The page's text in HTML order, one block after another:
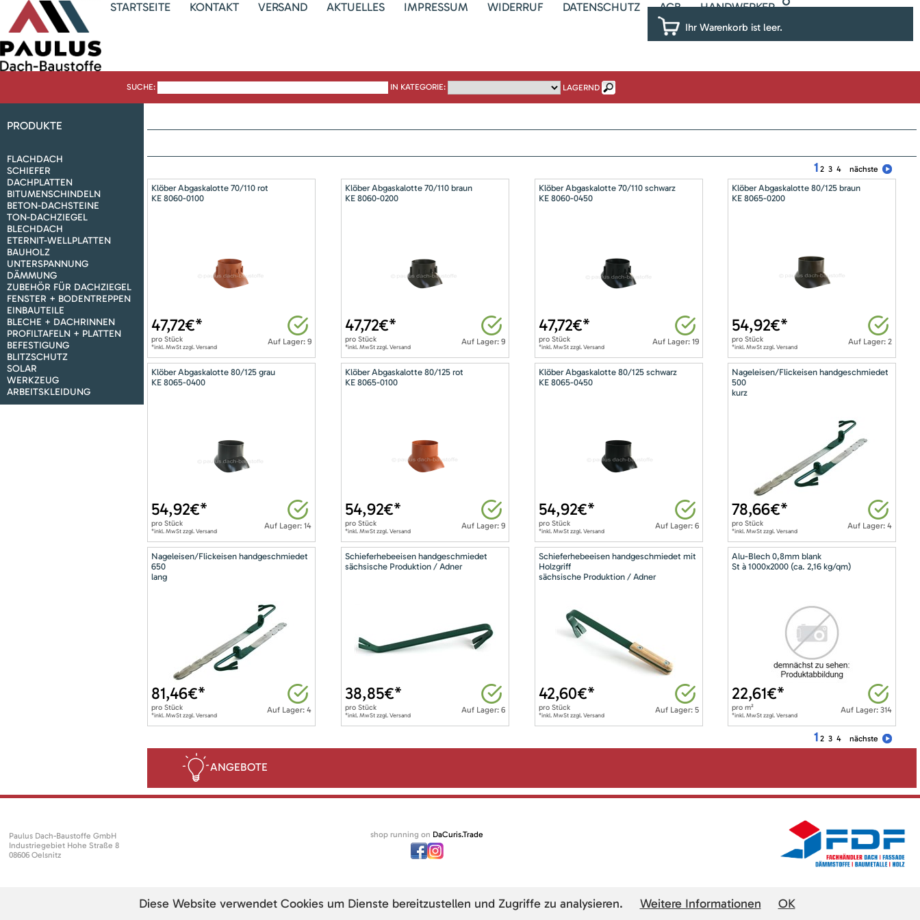
STARTSEITE KONTAKT VERSAND AKTUELLES IMPRESSUM WIDERRUF DATENSCHUTZ AGB HANDWERKER
Ihr Warenkorb ist leer.
SUCHE: IN KATEGORIE: LAGERND
PRODUKTE
FLACHDACH
SCHIEFER
DACHPLATTEN
BITUMENSCHINDELN
BETON-DACHSTEINE
TON-DACHZIEGEL
BLECHDACH
ETERNIT-WELLPLATTEN
BAUHOLZ
UNTERSPANNUNG
DÄMMUNG
ZUBEHÖR FÜR DACHZIEGEL
FENSTER + BODENTREPPEN
EINBAUTEILE
BLECHE + DACHRINNEN
PROFILTAFELN + PLATTEN
BEFESTIGUNG
BLITZSCHUTZ
SOLAR
WERKZEUG
ARBEITSKLEIDUNG
1 2 3 4 nächste
Klöber Abgaskalotte 70/110 rot
KE 8060-0100
Auf Lager: 9
47,72€*
pro Stück
*inkl. MwSt zzgl. Versand
Klöber Abgaskalotte 70/110 braun
KE 8060-0200
Auf Lager: 9
47,72€*
pro Stück
*inkl. MwSt zzgl. Versand
Klöber Abgaskalotte 70/110 schwarz
KE 8060-0450
Auf Lager: 19
47,72€*
pro Stück
*inkl. MwSt zzgl. Versand
Klöber Abgaskalotte 80/125 braun
KE 8065-0200
Auf Lager: 2
54,92€*
proStück
*inkl. MwSt zzgl. Versand
Klöber Abgaskalotte 80/125 grau
KE 8065-0400
Auf Lager: 14
54,92€*
pro Stück
*inkl. MwSt zzgl. Versand
Klöber Abgaskalotte 80/125 rot
KE 8065-0100
Auf Lager: 9
54,92€*
pro Stück
*inkl. MwSt zzgl. Versand
Klöber Abgaskalotte 80/125 schwarz
KE 8065-0450
Auf Lager: 6
54,92€*
pro Stück
*inkl. MwSt zzgl. Versand
Nageleisen/Flickeisen handgeschmiedet
500
kurz
Auf Lager: 4
78,66€*
proStück
*inkl. MwSt zzgl. Versand
Nageleisen/Flickeisen handgeschmiedet
650
lang
Auf Lager: 4
81,46€*
pro Stück
*inkl. MwSt zzgl. Versand
Schieferhebeeisen handgeschmiedet
sächsische Produktion / Adner
Auf Lager: 6
38,85€*
pro Stück
*inkl. MwSt zzgl. Versand
Schieferhebeeisen handgeschmiedet mit
Holzgriff
sächsische Produktion / Adner
Auf Lager: 5
42,60€*
pro Stück
*inkl. MwSt zzgl. Versand
Alu-Blech 0,8mm blank
St à 1000x2000 (ca. 2,16 kg/qm)
Auf Lager: 314
22,61€*
prom²
*inkl. MwSt zzgl. Versand
1 2 3 4 nächste
ANGEBOTE
Paulus Dach-Baustoffe GmbH
Industriegebiet Hohe Straße 8
08606 Oelsnitz
shop running on DaCuris.Trade
Diese Website verwendet Cookies um Dienste bereitzustellen und Zugriffe zu analysieren. Weitere Informationen OK